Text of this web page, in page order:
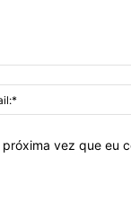
vez que eu